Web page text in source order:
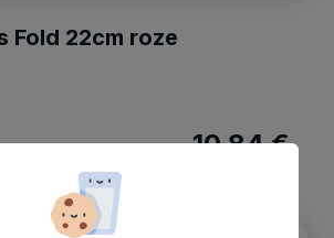
Fold 22cm roze
10.84 €
wit